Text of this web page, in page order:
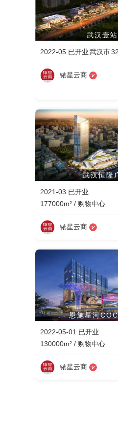
武汉壹
2022-05 已开业武汉市
铱星云商
武汉恒隆
2021-03 已开业
177000m² / 购物中心
铱星云商
恩施星河
2022-05-01 已开业
130000m² / 购物中心
铱星云商